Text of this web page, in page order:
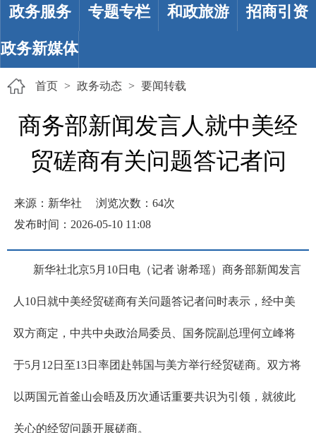
政务服务 专题专栏 和政旅游 招商引资
政务新媒体
首页 > 政务动态 > 要闻转载
商务部新闻发言人就中美经
贸磋商有关问题答记者问
来源：新华社 浏览次数： 64次
发布时间：2026-05-10 11:08
新华社北京5月10日电（记者 谢希瑶）商务部新闻发言
人10日就中美经贸磋商有关问题答记者问时表示，经中美
双方商定，中共中央政治局委员、国务院副总理何立峰将
于5月12日至13日率团赴韩国与美方举行经贸磋商。双方将
以两国元首釜山会晤及历次通话重要共识为引领，就彼此
关心的经贸问题开展磋商。